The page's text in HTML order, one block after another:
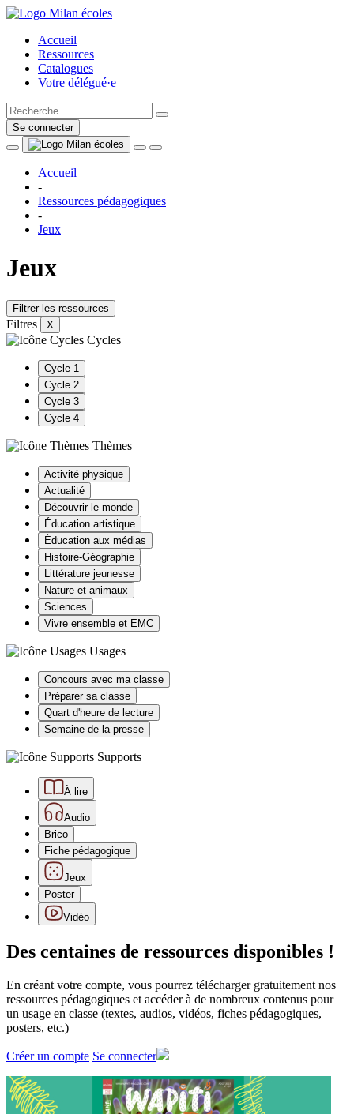
Accueil
Ressources
Catalogues
Votre délégué·e
Se connecter
Accueil
-
Ressources pédagogiques
-
Jeux
Jeux
Filtrer les ressources
Filtres X
Cycles
Cycle 1
Cycle 2
Cycle 3
Cycle 4
Thèmes
Activité physique
Actualité
Découvrir le monde
Éducation artistique
Éducation aux médias
Histoire-Géographie
Littérature jeunesse
Nature et animaux
Sciences
Vivre ensemble et EMC
Usages
Concours avec ma classe
Préparer sa classe
Quart d'heure de lecture
Semaine de la presse
Supports
À lire
Audio
Brico
Fiche pédagogique
Jeux
Poster
Vidéo
Des centaines de ressources disponibles !
En créant votre compte, vous pourrez télécharger gratuitement nos
ressources pédagogiques et accéder à de nombreux contenus pour
un usage en classe (textes, audios, vidéos, fiches pédagogiques,
posters, etc.)
Créer un compte Se connecter